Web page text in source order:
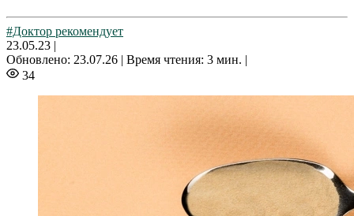
#Доктор рекомендует
23.05.23 |
Обновлено: 23.07.26 | Время чтения: 3 мин. |
34